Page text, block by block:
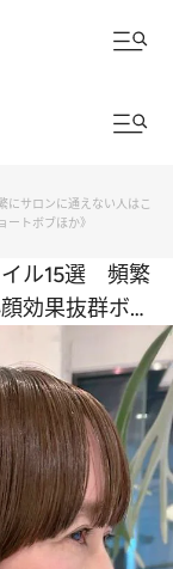
にサロンに通えない人はこ
ートボブほか》
イル15選 頻繁
効果抜群ボ
ほか》